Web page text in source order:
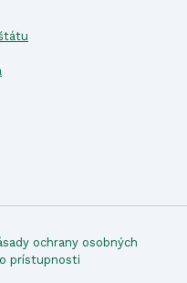
ochrany osobných
prístupnosti